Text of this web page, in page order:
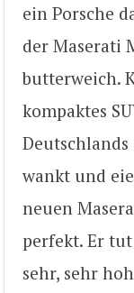
ein Porsche
der Maserati
butterweich.
kompaktes
wankt und
neuen
perfekt. Er
sehr, sehr